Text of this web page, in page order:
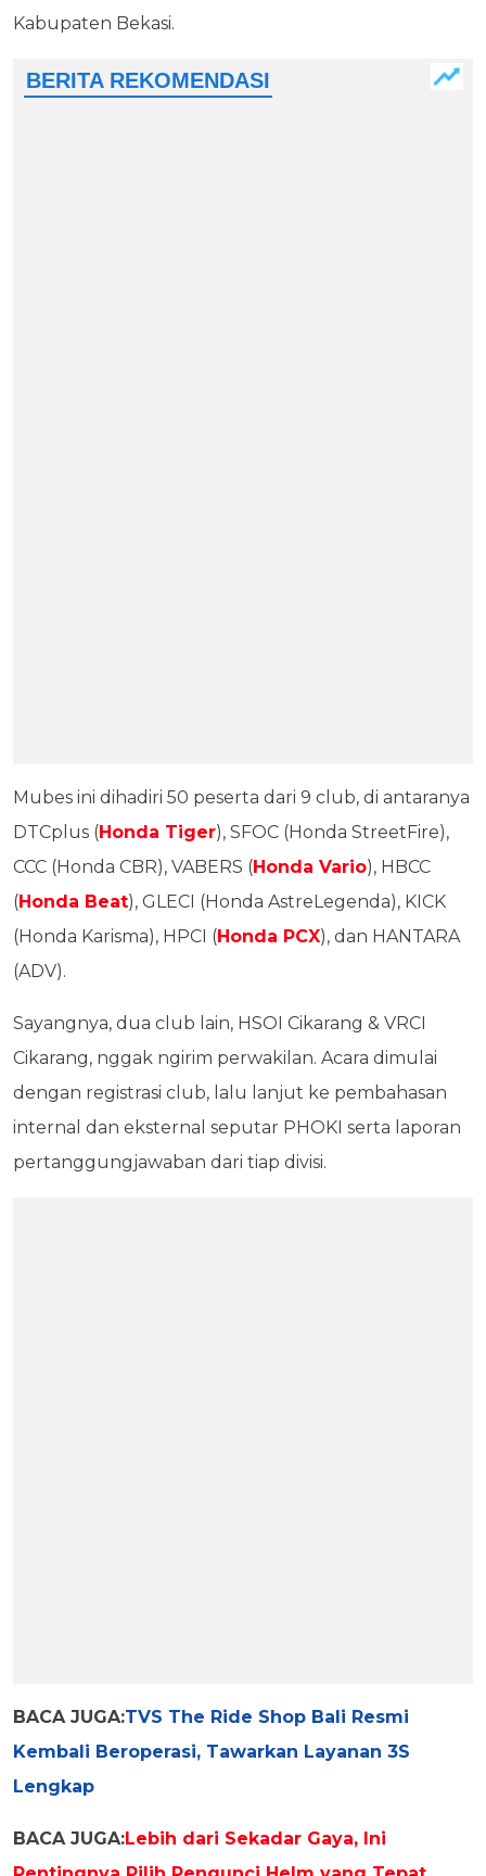
Kabupaten Bekasi.
Mubes ini dihadiri 50 peserta dari 9 club, di antaranya
DTCplus (Honda Tiger), SFOC (Honda StreetFire),
CCC (Honda CBR), VABERS (Honda Vario), HBCC
(Honda Beat), GLECI (Honda AstreLegenda), KICK
(Honda Karisma), HPCI (Honda PCX), dan HANTARA
(ADV).
Sayangnya, dua club lain, HSOI Cikarang & VRCI
Cikarang, nggak ngirim perwakilan. Acara dimulai
dengan registrasi club, lalu lanjut ke pembahasan
internal dan eksternal seputar PHOKI serta laporan
pertanggungjawaban dari tiap divisi.
BACA JUGA:TVS The Ride Shop Bali Resmi
Kembali Beroperasi, Tawarkan Layanan 3S
Lengkap
BACA JUGA:Lebih dari Sekadar Gaya, Ini